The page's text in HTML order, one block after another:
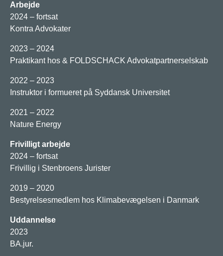
Arbejde
2024 – fortsat
Kontra Advokater
2023 – 2024
Praktikant hos & FOLDSCHACK Advokatpartnerselskab
2022 – 2023
Instruktor i formueret på Syddansk Universitet
2021 – 2022
Nature Energy
Frivilligt arbejde
2024 – fortsat
Frivillig i Stenbroens Jurister
2019 – 2020
Bestyrelsesmedlem hos Klimabevægelsen i Danmark
Uddannelse
2023
BA.jur.